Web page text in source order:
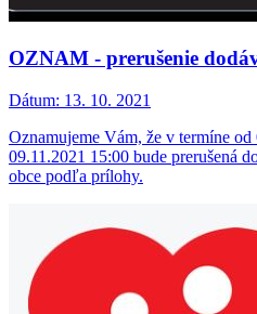
OZNAM - prerušenie
Dátum: 13. 10. 2021
Oznamujeme Vám, že v termíne
09.11.2021 15:00 bude prerušená
obce podľa prílohy.